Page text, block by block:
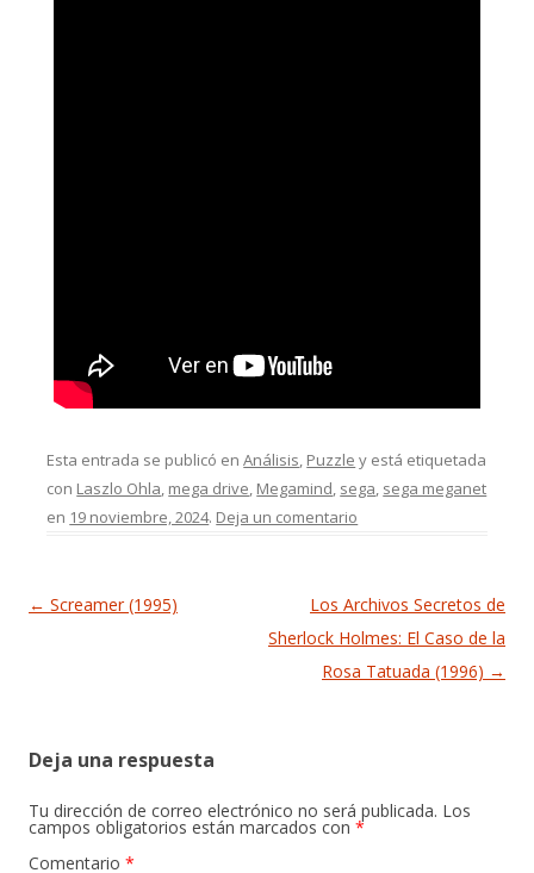
Esta entrada se publicó enAnálisis, Puzzle y está etiquetada
con Laszlo Ohla, mega drive, Megamind, sega, sega meganet
en 19 noviembre, 2024. Deja un comentario
Navegación de entradas
← Screamer (1995)
Los Archivos Secretos de
Sherlock Holmes: El Caso de la
Rosa Tatuada (1996) →
Deja una respuesta
Tu dirección de correo electrónico no será publicada. Los
campos obligatorios están marcados con *
Comentario *